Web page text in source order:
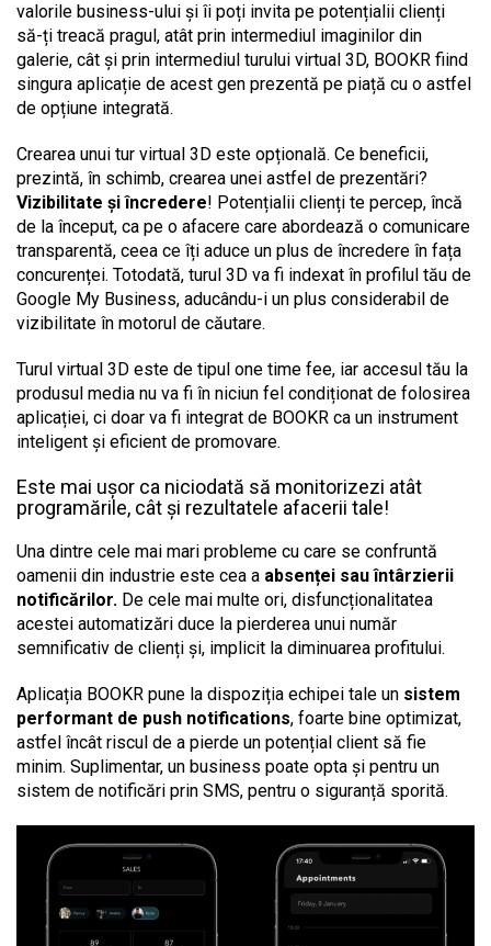
valorile business-ului și îi poți invita pe potențialii clienți
să-ți treacă pragul, atât prin intermediul imaginilor din
galerie, cât și prin intermediul turului virtual 3D, BOOKR fiind
singura aplicație de acest gen prezentă pe piață cu o astfel
de opțiune integrată.
Crearea unui tur virtual 3D este opțională. Ce beneficii,
prezintă, în schimb, crearea unei astfel de prezentări?
Vizibilitate și încredere! Potențialii clienți te percep, încă
de la început, ca pe o afacere care abordează o comunicare
transparentă, ceea ce îți aduce un plus de încredere în fața
concurenței. Totodată, turul 3D va fi indexat în profilul tău de
Google My Business, aducându-i un plus considerabil de
vizibilitate în motorul de căutare.
Turul virtual 3D este de tipul one time fee, iar accesul tău la
produsul media nu va fi în niciun fel condiționat de folosirea
aplicației, ci doar va fi integrat de BOOKR ca un instrument
inteligent și eficient de promovare.
Este mai ușor ca niciodată să monitorizezi atât
programările, cât și rezultatele afacerii tale!
Una dintre cele mai mari probleme cu care se confruntă
oamenii din industrie este cea a absenței sau întârzierii
notificărilor. De cele mai multe ori, disfuncționalitatea
acestei automatizări duce la pierderea unui număr
semnificativ de clienți și, implicit la diminuarea profitului.
Aplicația BOOKR pune la dispoziția echipei tale un sistem
performant de push notifications, foarte bine optimizat,
astfel încât riscul de a pierde un potențial client să fie
minim. Suplimentar, un business poate opta și pentru un
sistem de notificări prin SMS, pentru o siguranță sporită.